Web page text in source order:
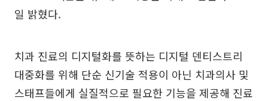
일 밝혔다.
치과 진료의 디지털화를 뜻하는 디지털 덴티스트리
대중화를 위해 단순 신기술 적용이 아닌 치과의사 및
스태프들에게 실질적으로 필요한 기능을 제공해 진료